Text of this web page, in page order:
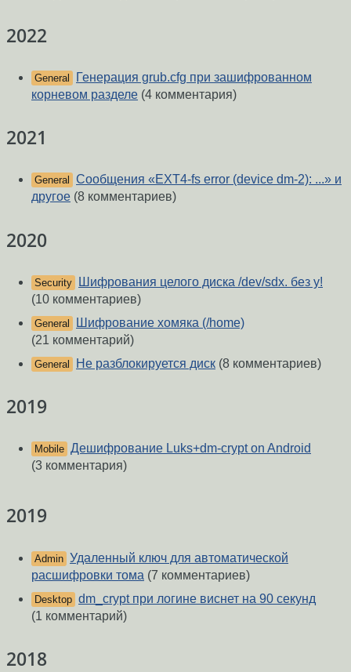
2022
General
Генерация grub.cfg при зашифрованном
корневом разделе (4 комментария)
2021
General
Сообщения «EXT4-fs error (device dm-2): ...» и
другое (8 комментариев)
2020
Security
Шифрования целого диска /dev/sdx. без y!
(10 комментариев)
General
Шифрование хомяка (/home)
(21 комментарий)
General Не разблокируется диск (8 комментариев)
2019
Mobile Дешифрование Luks+dm-crypt on Android
(3 комментария)
2019
Admin Удаленный ключ для автоматической
расшифровки тома (7 комментариев)
Desktop dm_crypt при логине виснет на 90 секунд
(1 комментарий)
2018